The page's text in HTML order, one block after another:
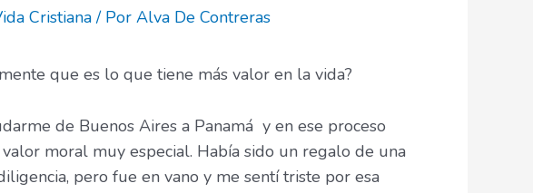
Cristiana/ Por Alva De Contreras
que es lo que tiene más valor en la vida?
de Buenos Aires a Panamá y en ese proceso
moral muy especial. Había sido un regalo de una
pero fue en vano y me sentí triste por esa